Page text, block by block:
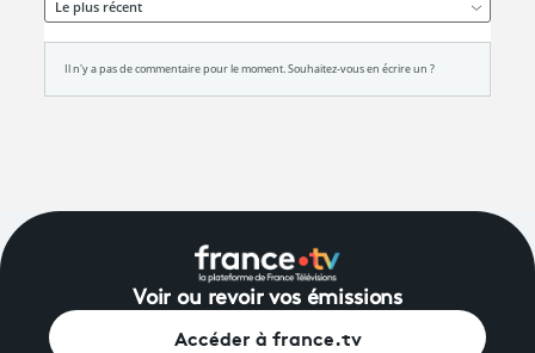
Voir ou revoir vos émissions
Accéder à france.tv